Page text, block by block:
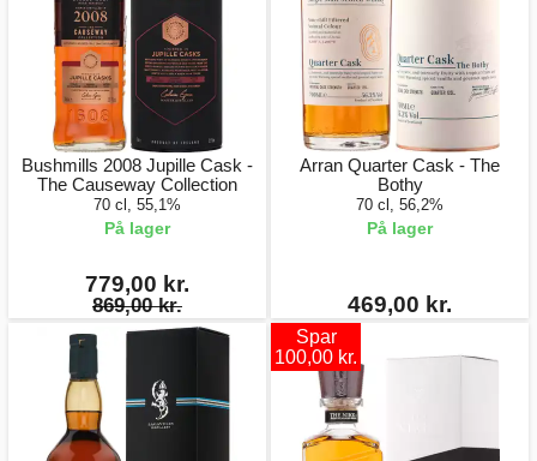
Bushmills 2008 Jupille Cask -
The Causeway Collection
70 cl, 55,1%
På lager
779,00 kr.
869,00 kr.
Arran Quarter Cask - The
Bothy
70 cl, 56,2%
På lager
469,00 kr.
Spar
100,00 kr.